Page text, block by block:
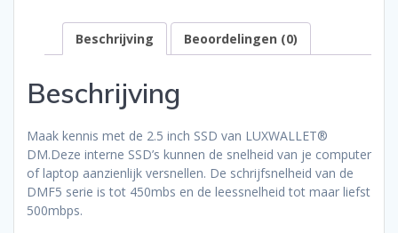
Beschrijving Beoordelingen (0)
Beschrijving
Maak kennis met de 2.5 inch SSD van LUXWALLET®
DM.Deze interne SSD’s kunnen de snelheid van je computer
of laptop aanzienlijk versnellen. De schrijfsnelheid van de
DMF5 serie is tot 450mbs en de leessnelheid tot maar liefst
500mbps.